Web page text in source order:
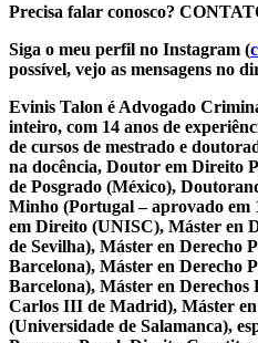
Precisa falar conosco?
Siga o meu perfil no Instagram (
possível, vejo as mensagens no
Evinis Talon é Advogado
inteiro, com 14 anos de
de cursos de mestrado e
na docência, Doutor em Direito
de Posgrado (México),
Minho (Portugal – aprovado em
em Direito (UNISC), Máster en
de Sevilha), Máster en Derecho
Barcelona), Máster en Derecho
Barcelona), Máster en
Carlos III de Madrid), Máster
(Universidade de Salamanca),